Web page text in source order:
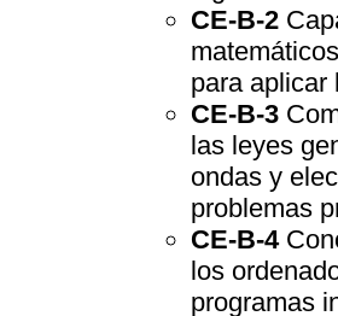
CE-B-2
para aplicar
CE-B-3
las leyes
ondas y
problemas
CE-B-4
los
programas